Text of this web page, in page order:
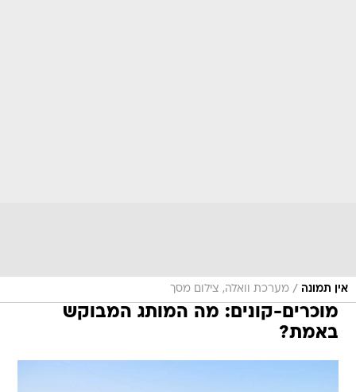
אין תמונה / מערכת וואלה, צילום מסך
מוכרים-קונים: מה המותג המבוקש
באמת?